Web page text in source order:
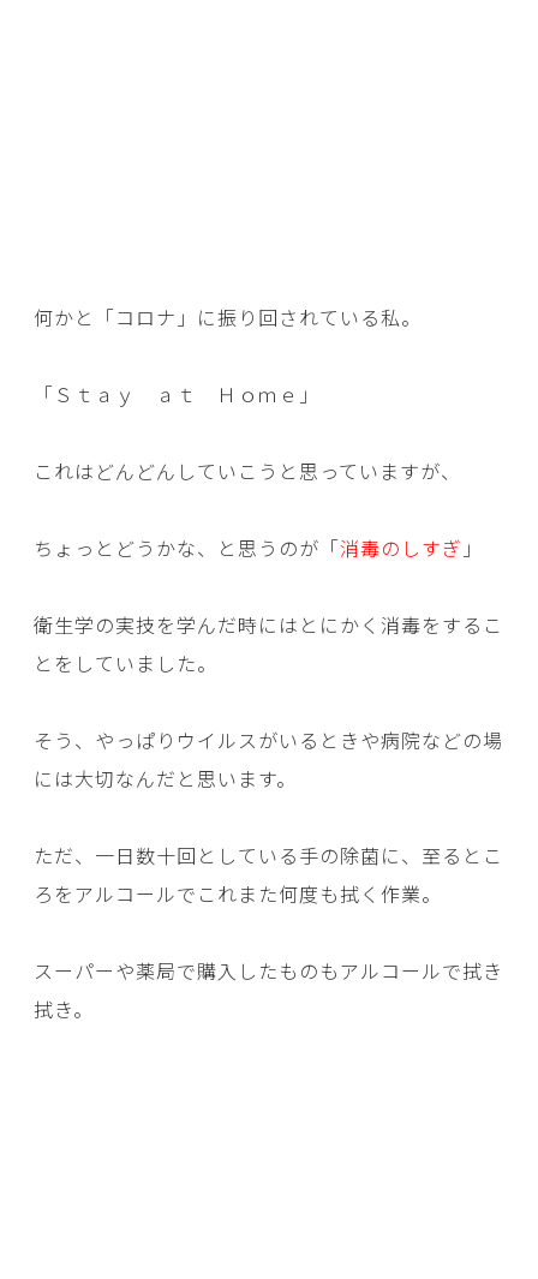
何かと「コロナ」に振り回されている私。
「Ｓｔａｙ ａｔ Ｈｏｍｅ」
これはどんどんしていこうと思っていますが、
ちょっとどうかな、と思うのが「消毒のしすぎ 」
衛生学の実技を学んだ時にはとにかく消毒をするこ
とをしていました。
そう、やっぱりウイルスがいるときや病院などの場
には大切なんだと思います。
ただ、一日数十回としている手の除菌に、至るとこ
ろをアルコールでこれまた何度も拭く作業。
スーパーや薬局で購入したものもアルコールで拭き
拭き。